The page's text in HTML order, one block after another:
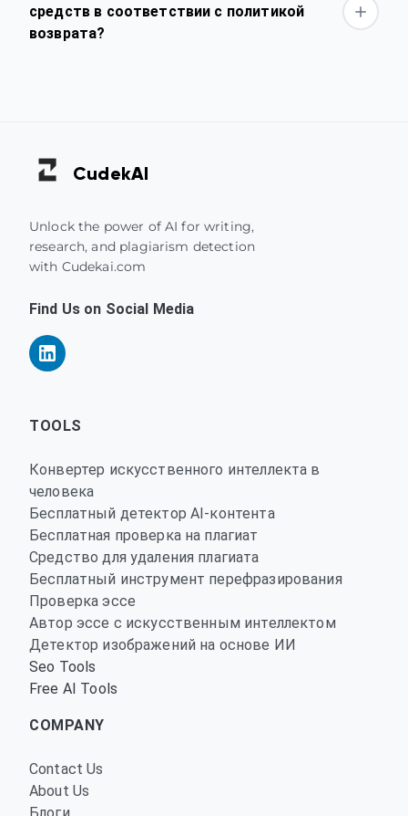
средств в соответствии с политикой
возврата?
CudekAI
Unlock the power of AI for writing,
research, and plagiarism detection
with Cudekai.com
Find Us on Social Media
TOOLS
Конвертер искусственного интеллекта в
человека
Бесплатный детектор AI-контента
Бесплатная проверка на плагиат
Средство для удаления плагиата
Бесплатный инструмент перефразирования
Проверка эссе
Автор эссе с искусственным интеллектом
Детектор изображений на основе ИИ
Seo Tools
Free AI Tools
COMPANY
Contact Us
About Us